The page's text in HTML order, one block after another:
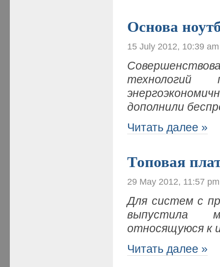
Основа
15 July 2012, 10:39 am
технологий
дополнили
Читать далее »
Топовая
29 May 2012, 11:57 pm
Для систем с
выпустила
относящуюся к
Читать далее »